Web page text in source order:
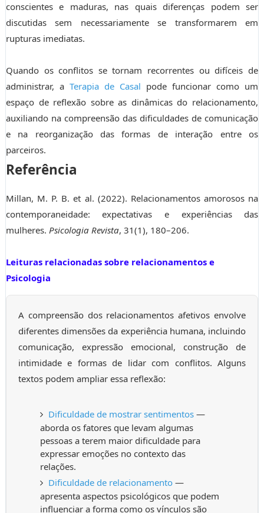
conscientes e maduras, nas quais diferenças podem ser
discutidas sem necessariamente se transformarem em
rupturas imediatas.
Quando os conflitos se tornam recorrentes ou difíceis de
administrar, a Terapia de Casal pode funcionar como um
espaço de reflexão sobre as dinâmicas do relacionamento,
auxiliando na compreensão das dificuldades de comunicação
e na reorganização das formas de interação entre os
parceiros.
Referência
Millan, M. P. B. et al. (2022). Relacionamentos amorosos na
contemporaneidade: expectativas e experiências das
mulheres. Psicologia Revista, 31(1), 180–206.
Leituras relacionadas sobre relacionamentos e
Psicologia
A compreensão dos relacionamentos afetivos envolve
diferentes dimensões da experiência humana, incluindo
comunicação, expressão emocional, construção de
intimidade e formas de lidar com conflitos. Alguns
textos podem ampliar essa reflexão:
Dificuldade de mostrar sentimentos—
aborda os fatores que levam algumas
pessoas a terem maior dificuldade para
expressar emoções no contexto das
relações.
Dificuldade de relacionamento—
apresenta aspectos psicológicos que podem
influenciar a forma como os vínculos são